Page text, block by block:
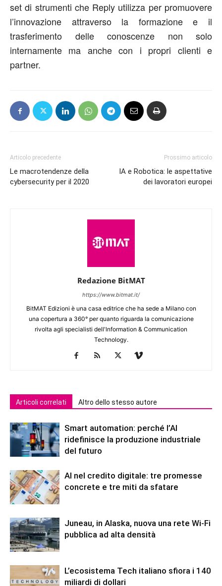
set di strumenti che Reply utilizza per promuovere
l’innovazione attraverso la formazione e il
trasferimento delle conoscenze non solo
internamente ma anche con i propri clienti e
partner.
Articolo precedente
Le macrotendenze della
cybersecurity per il 2020
Prossimo articolo
IA e Robotica: le aspettative
dei lavoratori europei
Redazione BitMAT
https://www.bitmat.it/
BitMAT Edizioni è una casa editrice che ha sede a Milano con
una copertura a 360° per quanto riguarda la comunicazione
rivolta agli specialisti dell'lnformation & Communication
Technology.
Articoli correlati Altro dello stesso autore
Smart automation: perché l’AI
ridefinisce la produzione industriale
del futuro
AI nel credito digitale: tre promesse
concrete e tre miti da sfatare
Juneau, in Alaska, nuova una rete Wi-Fi
pubblica ad alta densità
L’ecosistema Tech italiano sfiora i 140
miliardi di dollari